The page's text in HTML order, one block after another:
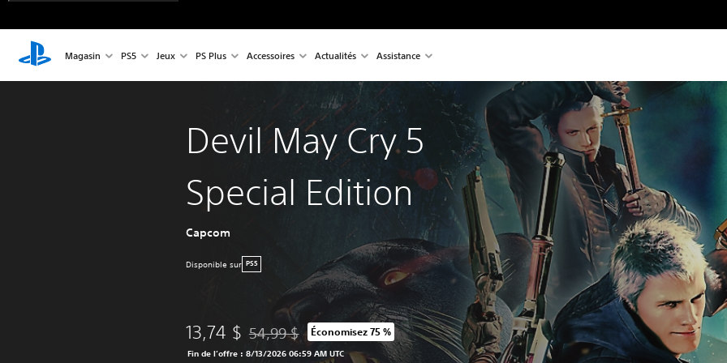
Magasin PS5 Jeux PS Plus Accessoires Actualités Assistance
Devil May Cry 5
Special Edition
Capcom
Disponible sur PS5
13,74 $ Remise par rapport au prix d'origine de 54,99 $
54,99 $ Économisez 75 %
Fin de l’offre : 8/13/2026 06:59 AM UTC